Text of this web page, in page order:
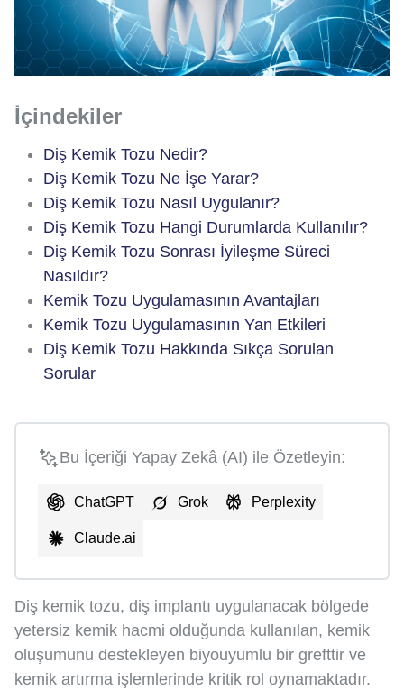
İçindekiler
Diş Kemik Tozu Nedir?
Diş Kemik Tozu Ne İşe Yarar?
Diş Kemik Tozu Nasıl Uygulanır?
Diş Kemik Tozu Hangi Durumlarda Kullanılır?
Diş Kemik Tozu Sonrası İyileşme Süreci
Nasıldır?
Kemik Tozu Uygulamasının Avantajları
Kemik Tozu Uygulamasının Yan Etkileri
Diş Kemik Tozu Hakkında Sıkça Sorulan
Sorular
Bu İçeriği Yapay Zekâ (AI) ile Özetleyin:
ChatGPT Grok Perplexity
Claude.ai
Diş kemik tozu, diş implantı uygulanacak bölgede
yetersiz kemik hacmi olduğunda kullanılan, kemik
oluşumunu destekleyen biyouyumlu bir grefttir ve
kemik artırma işlemlerinde kritik rol oynamaktadır.